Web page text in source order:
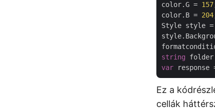
color.G = 157
color.B = 204
Style style =
string folder
var
Ez a
cellák